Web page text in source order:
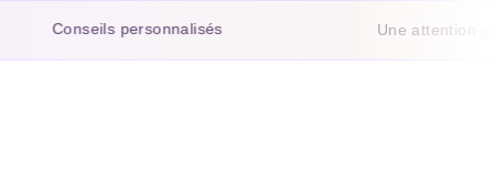
personnalisés Une attention glissée